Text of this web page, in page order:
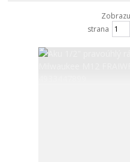
strana